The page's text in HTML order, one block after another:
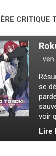
CRITIQUE
se
voir
Lire